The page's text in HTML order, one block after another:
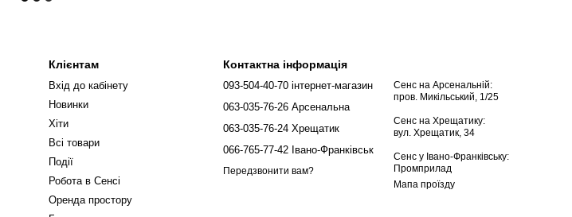
Клієнтам
Вхід до кабінету
Новинки
Хіти
Всі товари
Події
Робота в Сенсі
Оренда простору
Контактна інформація
093-504-40-70 інтернет-магазин
063-035-76-26 Арсенальна
063-035-76-24 Хрещатик
066-765-77-42 Івано-Франківськ
Передзвонити вам?
Сенс на Арсенальній:
пров. Микільський, 1/25
Сенс на Хрещатику:
вул. Хрещатик, 34
Сенс у Івано-Франківську:
Промприлад
Мапа проїзду